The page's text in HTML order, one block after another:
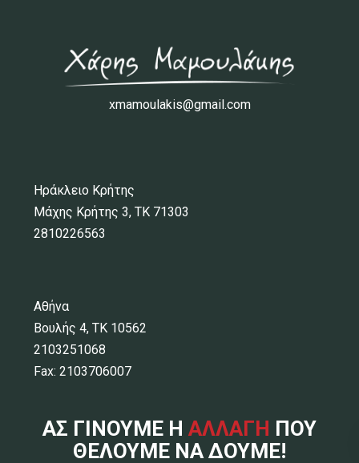
xmamoulakis@gmail.com
Ηράκλειο Κρήτης
Μάχης Κρήτης 3, ΤΚ 71303
2810226563
Αθήνα
Βουλής 4, ΤΚ 10562
2103251068
Fax: 2103706007
ΑΣ ΓΙΝΟΥΜΕ Η ΑΛΛΑΓΗ ΠΟΥ
ΘΕΛΟΥΜΕ ΝΑ ΔΟΥΜΕ!